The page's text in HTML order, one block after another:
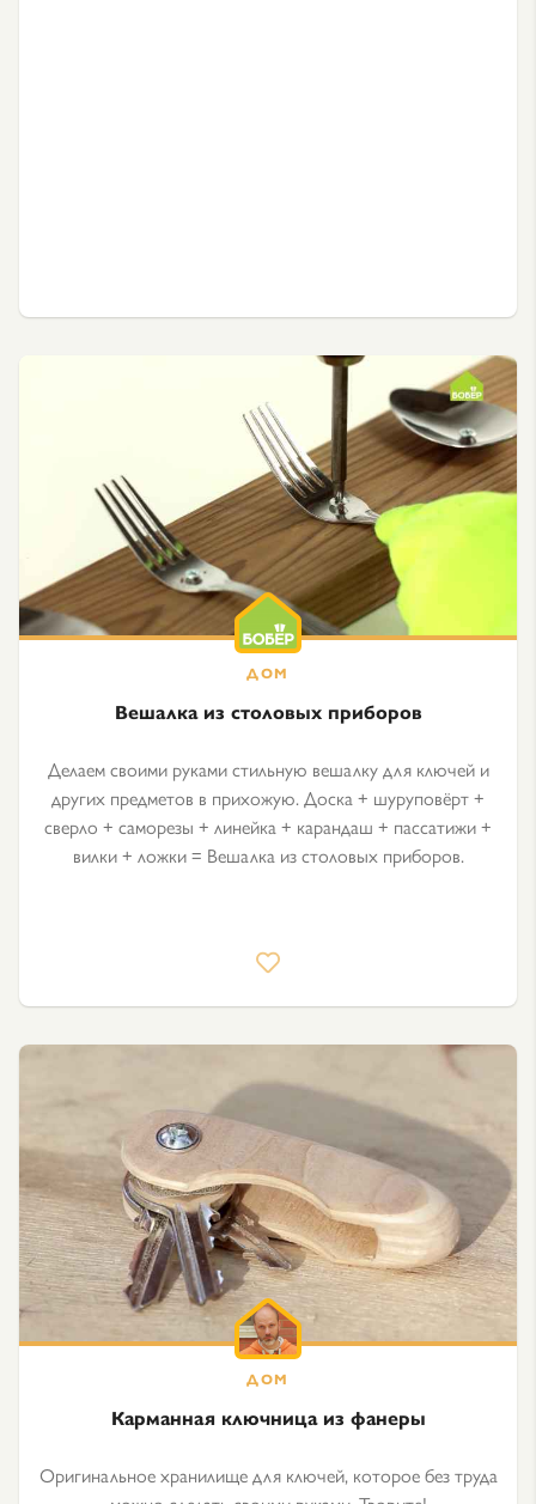
Вешалка из столовых приборов
Делаем своими руками стильную вешалку для ключей и
других предметов в прихожую. Доска + шуруповёрт +
сверло + саморезы + линейка + карандаш + пассатижи +
вилки + ложки = Вешалка из столовых приборов.
Карманная ключница из фанеры
Оригинальное хранилище для ключей, которое без труда